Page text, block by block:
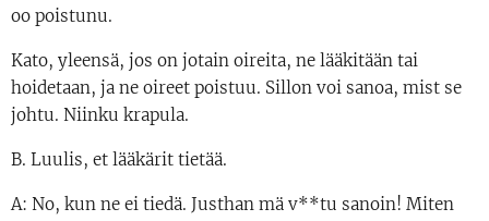
oo poistunu.
Kato, yleensä, jos on jotain oireita, ne lääkitään tai
hoidetaan, ja ne oireet poistuu. Sillon voi sanoa, mist se
johtu. Niinku krapula.
B. Luulis, et lääkärit tietää.
A: No, kun ne ei tiedä. Justhan mä v**tu sanoin! Miten